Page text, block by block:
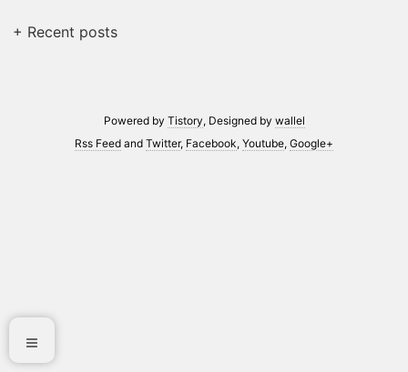
+ Recent posts
Powered by Tistory, Designed by wallel
Rss Feed and Twitter, Facebook, Youtube, Google+